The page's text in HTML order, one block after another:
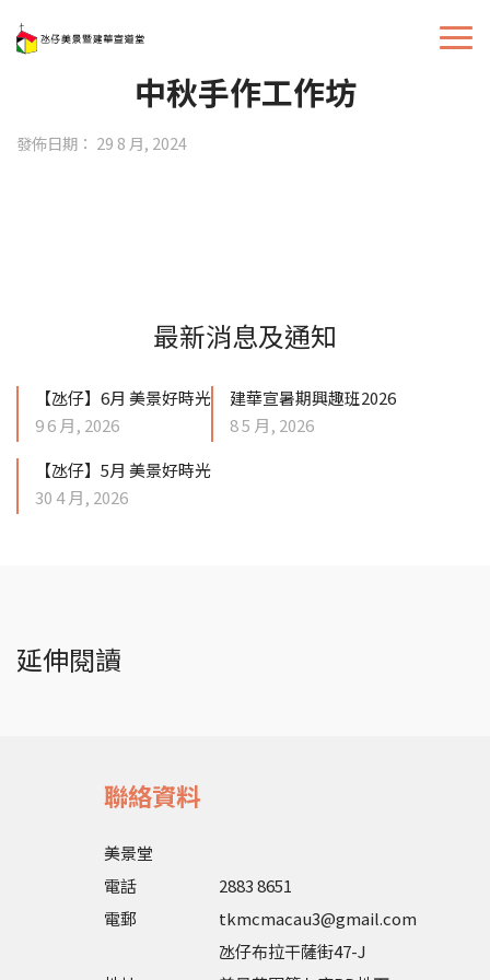
中秋手作工作坊
發佈日期： 29 8 月, 2024
最新消息及通知
【氹仔】6月 美景好時光
9 6 月, 2026
建華宣暑期興趣班2026
8 5 月, 2026
【氹仔】5月 美景好時光
30 4 月, 2026
延伸閱讀
聯絡資料
美景堂
電話
2883 8651
電郵
tkmcmacau3@gmail.com
氹仔布拉干薩街47-J